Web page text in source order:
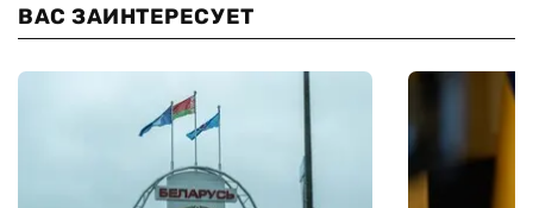
ВАС ЗАИНТЕРЕСУЕТ